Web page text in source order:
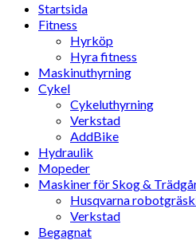
Startsida
Fitness
Hyrköp
Hyra fitness
Maskinuthyrning
Cykel
Cykeluthyrning
Verkstad
AddBike
Hydraulik
Mopeder
Maskiner för Skog &
Husqvarna
Verkstad
Begagnat